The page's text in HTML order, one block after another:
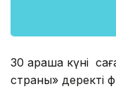
30 қараша күні
страны» деректі